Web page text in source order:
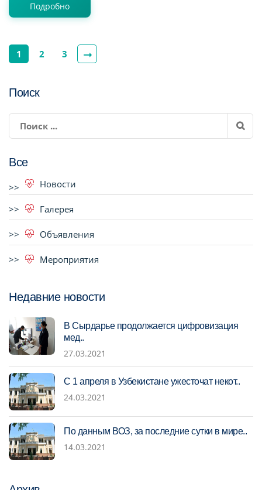
Поиск
Все
Новости
Галерея
Объявления
Мероприятия
Недавние новости
В Сырдарье продолжается цифровизация
мед..
27.03.2021
С 1 апреля в Узбекистане ужесточат некот..
24.03.2021
По данным ВОЗ, за последние сутки в мире..
14.03.2021
Подробно
1 2 3